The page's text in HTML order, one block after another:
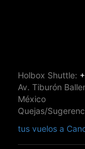
Holbox Shuttle:
Av. Tiburón
México
Quejas/
tus vuelos a